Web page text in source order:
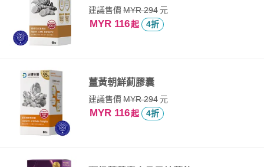
建議售價MYR 294元
MYR 116起 4折
薑黃朝鮮薊膠囊
建議售價MYR 294元
MYR 116起 4折